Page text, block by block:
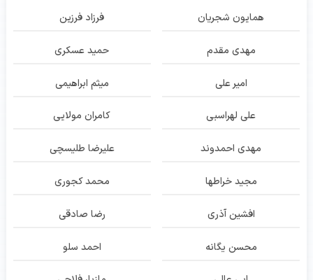
همایون شجریان فرزاد فرزین
مهدی مقدم حمید عسکری
امیر علی میثم ابراهیمی
علی لهراسبی کامران مولایی
مهدی احمدوند علیرضا طلیسچی
مجید خراطها محمد کجوری
افشین آذری رضا صادقی
محسن یگانه احمد سلو